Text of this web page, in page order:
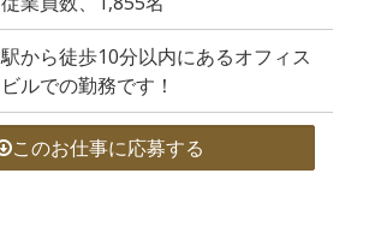
駅から徒歩10分以内にあるオフィス
ビルでの勤務です！
このお仕事に応募する